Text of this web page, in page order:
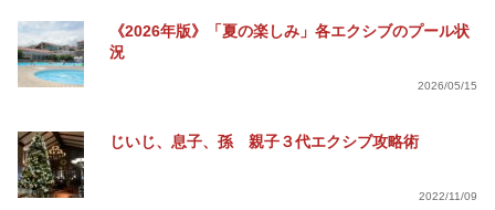
《2026年版》「夏の楽しみ」各エクシブのプール状
況
2026/05/15
じいじ、息子、孫 親子３代エクシブ攻略術
2022/11/09